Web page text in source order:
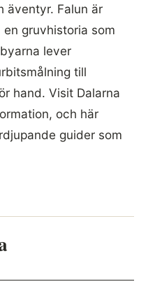
äventyr. Falun är
gruvhistoria som
lever
till
hand. Visit Dalarna
och här
guider som